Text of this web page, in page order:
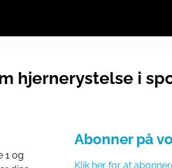
hjernerystelse i
1 og
Abonner på
Klik her for at